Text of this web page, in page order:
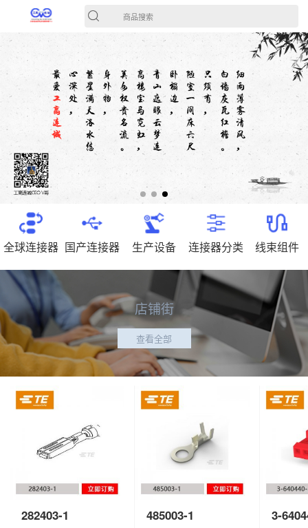
商品搜索
全球连接器 国产连接器 生产设备 连接器分类 线束组件
店铺街
查看全部
282403-1 485003-1 3-